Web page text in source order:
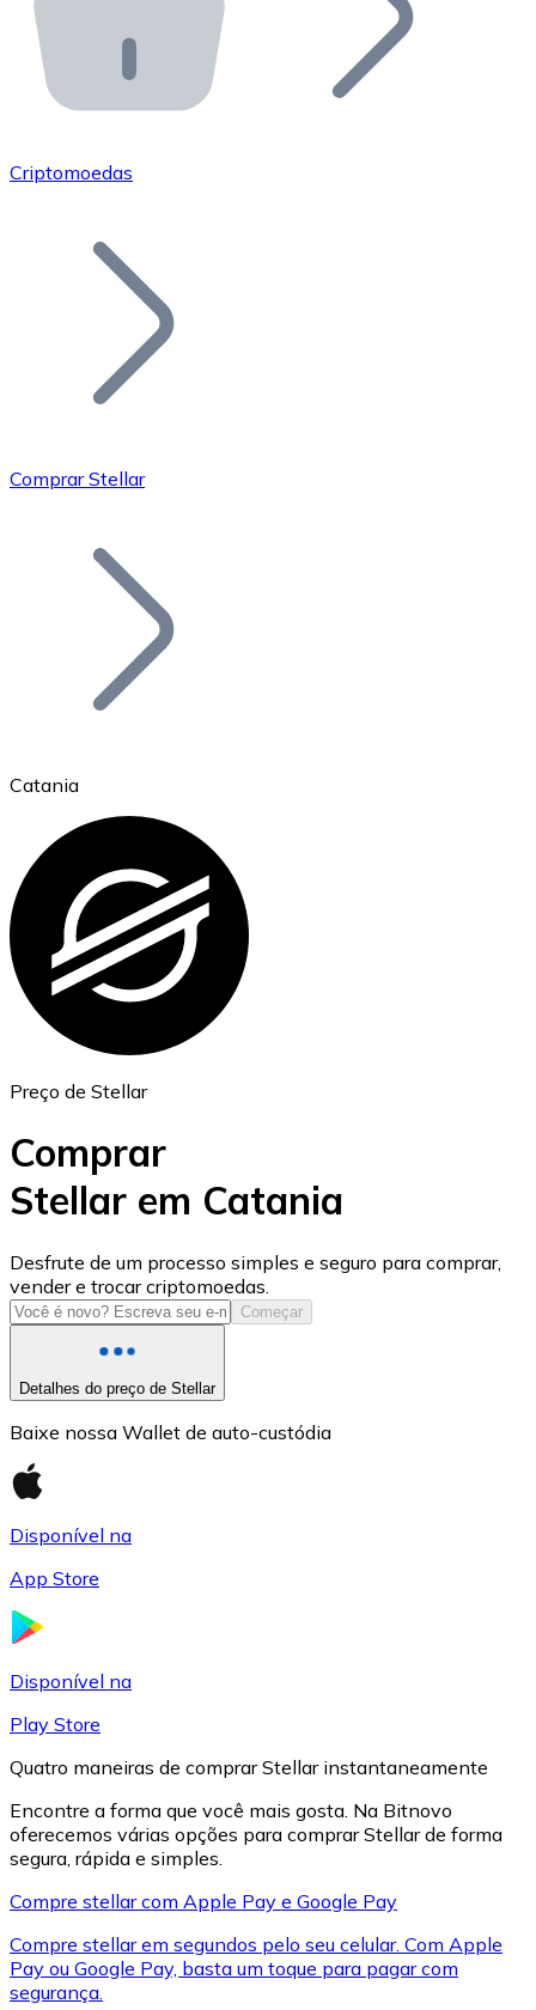
API Bitnovo
Integre nossa API no seu ecossistema.
Junte-se à nossa rede de revendedores e comercialize
Adicione o token do seu projeto ao nosso serviço de
Bitcoin
Ethereum
ETH
USD Coin
USDC
XRP
XRP
Criptomoedas
Comprar Stellar
Catania
Preço de Stellar
Comprar
Stellar em Catania
Desfrute de um processo simples e seguro para comprar,
vender e trocar criptomoedas.
Começar
Detalhes do preço de Stellar
Baixe nossa Wallet de auto-custódia
Disponível na
App Store
Disponível na
Play Store
Quatro maneiras de comprar Stellar instantaneamente
Encontre a forma que você mais gosta. Na Bitnovo
oferecemos várias opções para comprar Stellar de forma
segura, rápida e simples.
Compre stellar com Apple Pay e Google Pay
Compre stellar em segundos pelo seu celular. Com Apple
Pay ou Google Pay, basta um toque para pagar com
segurança.